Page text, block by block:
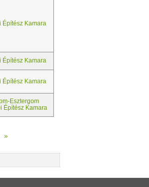
Építész Kamara
Építész Kamara
Építész Kamara
Esztergom
Építész Kamara
»